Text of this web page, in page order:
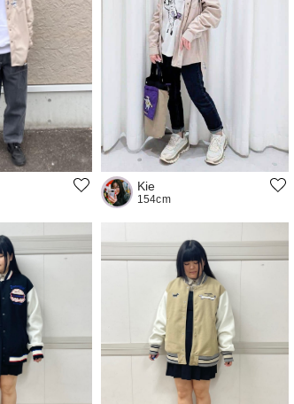
Kie
154cm